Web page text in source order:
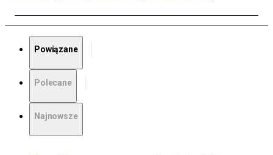
Powiązane
Polecane
Najnowsze